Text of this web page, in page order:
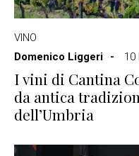
VINO
Domenico Liggeri
10
I vini di Cantina
da antica
dell’Umbria